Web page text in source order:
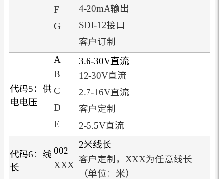
F
G
4-20mA输出
SDI-12接口
客户订制
代码5：供
电电压
A
B
C
D
E
3.6-30V直流
12-30V直流
2.7-16V直流
客户定制
2-5.5V直流
代码6：线
长
002
XXX
2米线长
客户定制，XXX为任意线长
（单位：米）